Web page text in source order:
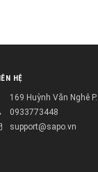
HỆ
169 Huỳnh Văn Nghê
0933773448
support@sapo.vn